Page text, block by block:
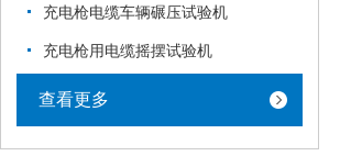
充电枪电缆车辆碾压试验机
充电枪用电缆摇摆试验机
查看更多